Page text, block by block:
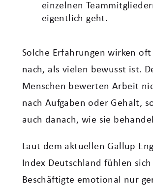
einzelnen
eigentlich geht.
Solche Erfahrungen wirken
nach, als vielen bewusst ist.
Menschen bewerten Arbeit
nach Aufgaben oder Gehalt,
auch danach, wie sie
Laut dem aktuellen Gallup
Index Deutschland fühlen
Beschäftigte emotional nur